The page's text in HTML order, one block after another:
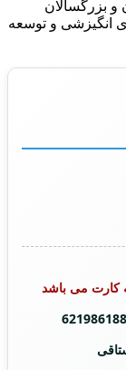
و بزرگسالان
انگیزشی و توسعه
کارت می باشد